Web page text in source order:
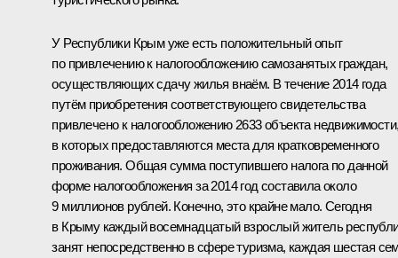
У Республики Крым уже есть положительный опыт
по привлечению к налогообложению самозанятых граждан,
осуществляющих сдачу жилья внаём. В течение 2014 года
путём приобретения соответствующего свидетельства
привлечено к налогообложению 2633 объекта
в которых предоставляются места для кратковременного
проживания. Общая сумма поступившего налога по данной
форме налогообложения за 2014 год составила около
9 миллионов рублей. Конечно, это крайне мало. Сегодня
в Крыму каждый восемнадцатый взрослый житель
занят непосредственно в сфере туризма, каждая шестая